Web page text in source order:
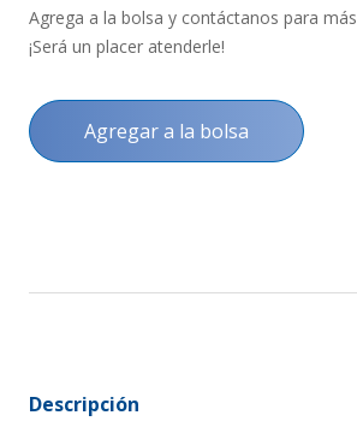
Agrega a la bolsa y contáctanos para
¡Será un placer atenderle!
Agregar a la bolsa
Descripción